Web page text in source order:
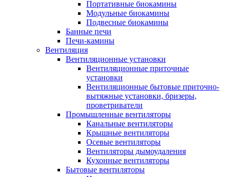
Портативные биокамины
Модульные биокамины
Подвесные биокамины
Банные печи
Печи-камины
Вентиляция
Вентиляционные установки
Вентиляционные приточные
установки
Вентиляционные бытовые приточно-
вытяжные установки, бризеры,
проветриватели
Промышленные вентиляторы
Канальные вентиляторы
Крышные вентиляторы
Осевые вентиляторы
Вентиляторы дымоудаления
Кухонные вентиляторы
Бытовые вентиляторы